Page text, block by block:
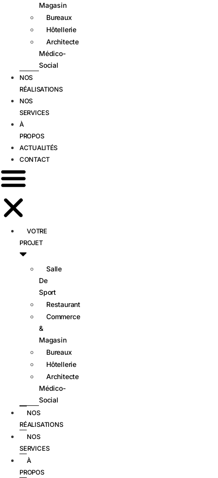
Magasin
Bureaux
Hôtellerie
Architecte
Médico-
Social
NOS
RÉALISATIONS
NOS
SERVICES
À
PROPOS
ACTUALITÉS
CONTACT
VOTRE
PROJET
Salle
De
Sport
Restaurant
Commerce
&
Magasin
Bureaux
Hôtellerie
Architecte
Médico-
Social
NOS
RÉALISATIONS
NOS
SERVICES
À
PROPOS